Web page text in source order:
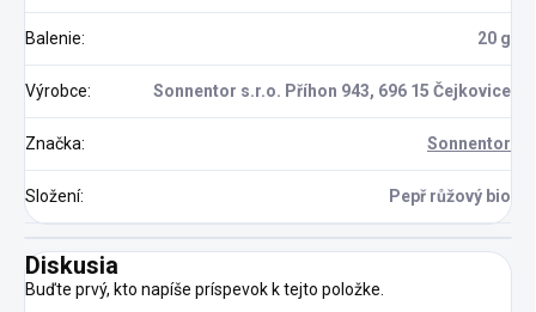
Balenie: 20 g
Výrobce: Sonnentor s.r.o. Příhon 943, 696 15 Čejkovice
Značka: Sonnentor
Složení: Pepř růžový bio
Diskusia
Buďte prvý, kto napíše príspevok k tejto položke.